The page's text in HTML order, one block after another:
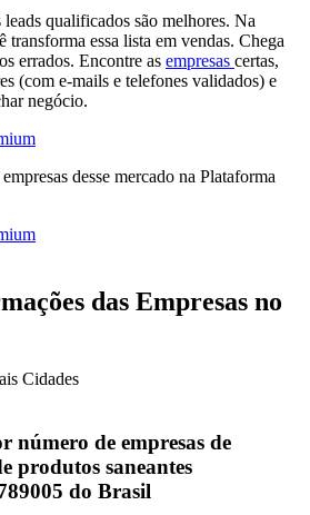
qualificados são melhores. Na
transforma essa lista em vendas. Chega
errados. Encontre as empresas certas,
(com e-mails e telefones validados) e
negócio.
empresas desse mercado na Plataforma
das Empresas no
Cidades
número de empresas de
produtos saneantes
do Brasil